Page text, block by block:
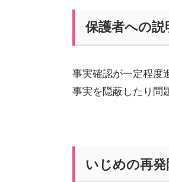
保護者への
事実確認が一定程度
事実を隠蔽したり問
いじめの再